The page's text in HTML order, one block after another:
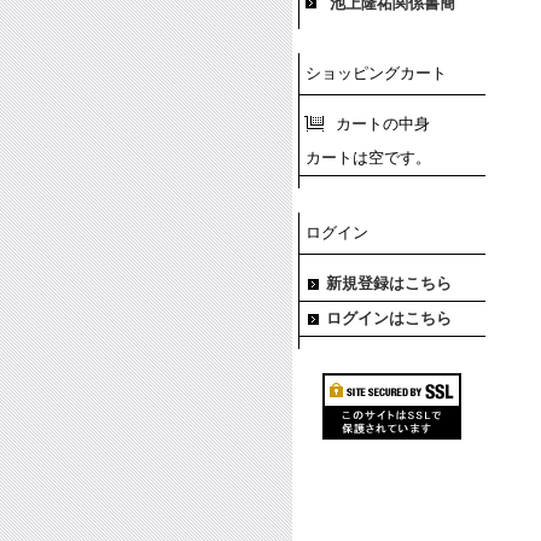
ショッピングカート
カートの中身
カートは空です。
ログイン
新規登録はこちら
ログインはこちら